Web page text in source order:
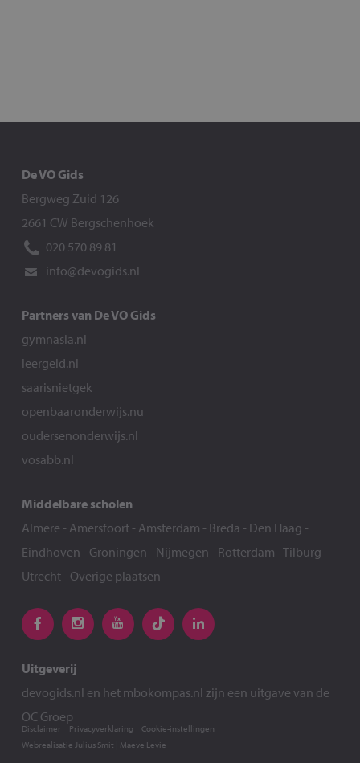
De VO Gids
Bergweg Zuid 126
2661 CW Bergschenhoek
020 570 89 81
info@devogids.nl
Partners van De VO Gids
gymnasia.nl
leergeld.nl
saarisnietgek
openbaaronderwijs.nu
oudersenonderwijs.nl
vosabb.nl
Middelbare scholen
Almere - Amersfoort- Amsterdam - Breda - Den Haag -
Eindhoven - Groningen - Nijmegen - Rotterdam -Tilburg -
Utrecht- Overige plaatsen
Uitgeverij
devogids.nl en het mbokompas.nl zijn een uitgave van de
OC Groep
Webrealisatie Julius Smit | Maeve Levie
Disclaimer Privacyverklaring Cookie-instellingen